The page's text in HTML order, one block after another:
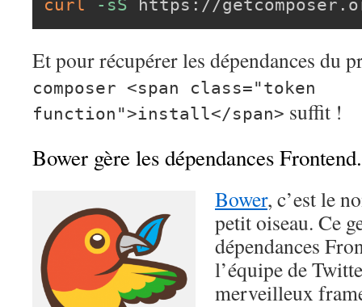
curl -sS https://
Et pour récupérer les dépendances du
composer <span class="token
function">install</span> suffit !
Bower gère les dépendances Frontend.
Bower, c’est le
petit oiseau. Ce
dépendances
l’équipe de
merveilleux